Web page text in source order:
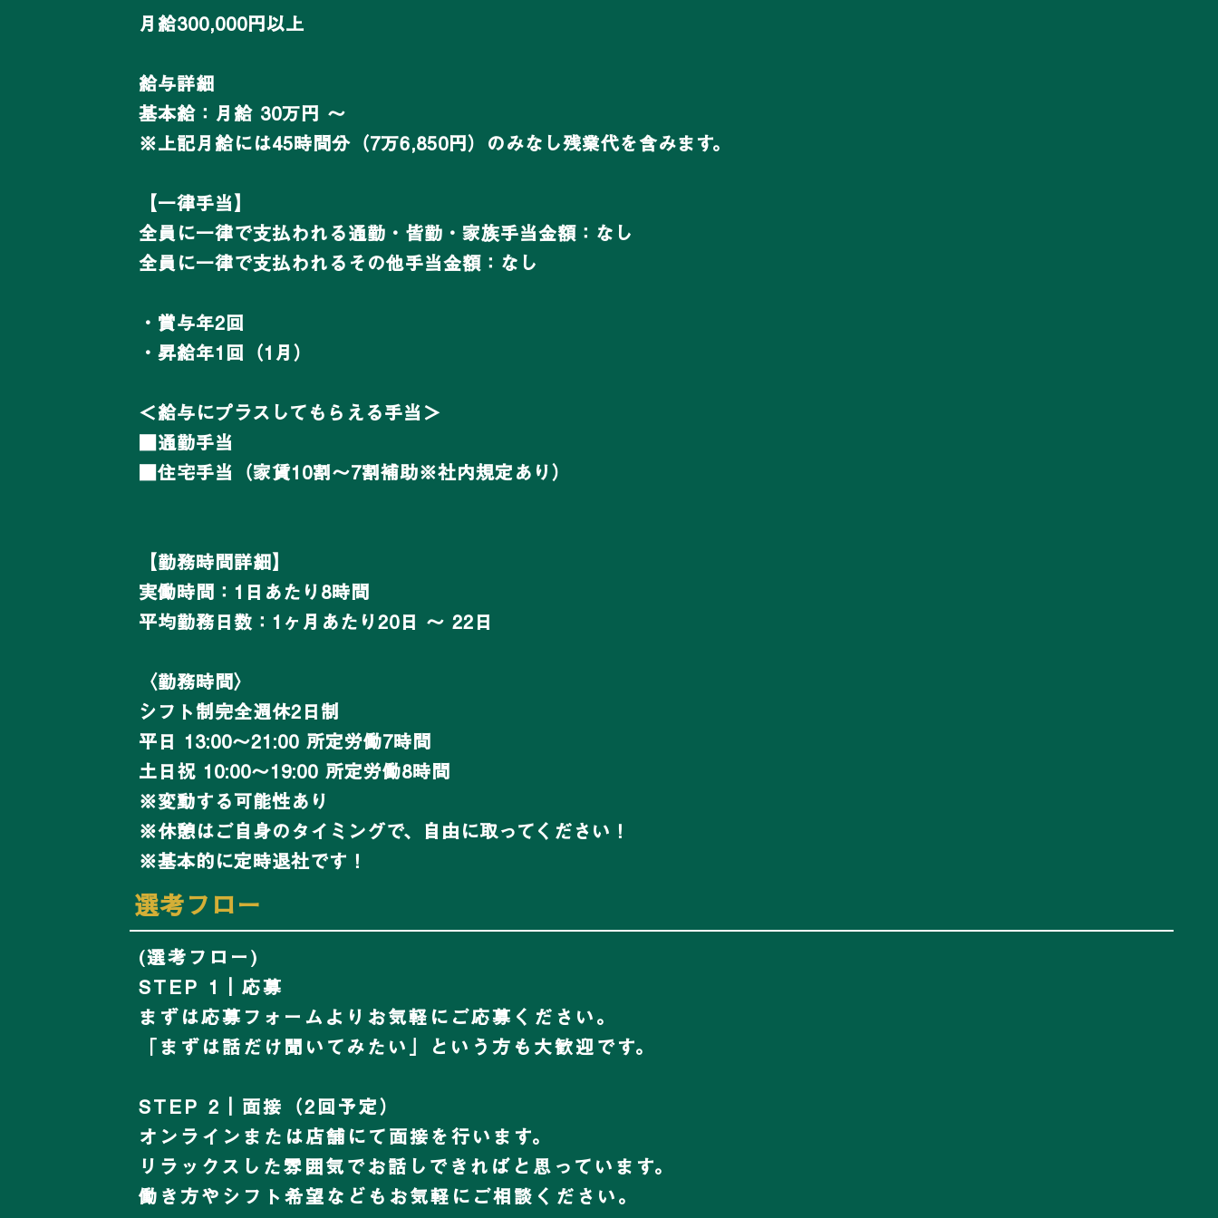
月給300,000円以上
給与詳細
基本給：月給 30万円 〜
※上記月給には45時間分（7万6,850円）のみなし残業代を含みます。
【一律手当】
全員に一律で支払われる通勤・皆勤・家族手当金額：なし
全員に一律で支払われるその他手当金額：なし
・賞与年2回
・昇給年1回（1月）
＜給与にプラスしてもらえる手当＞
■通勤手当
■住宅手当（家賃10割～7割補助※社内規定あり）
【勤務時間詳細】
実働時間：1日あたり8時間
平均勤務日数：1ヶ月あたり20日 〜 22日
〈勤務時間〉
シフト制完全週休2日制
平日 13:00〜21:00 所定労働7時間
土日祝 10:00〜19:00 所定労働8時間
※変動する可能性あり
※休憩はご自身のタイミングで、自由に取ってください！
※基本的に定時退社です！
​選考フロー
(選考フロー)
STEP 1｜応募
まずは応募フォームよりお気軽にご応募ください。
「まずは話だけ聞いてみたい」という方も大歓迎です。
STEP 2｜面接（2回予定）
オンラインまたは店舗にて面接を行います。
リラックスした雰囲気でお話しできればと思っています。
働き方やシフト希望などもお気軽にご相談ください。